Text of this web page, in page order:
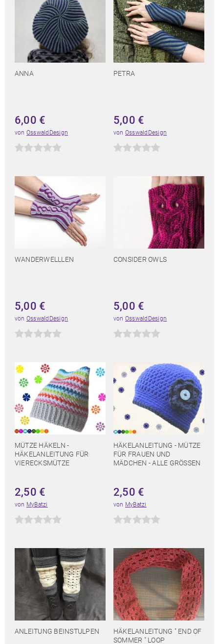
ANNA
6,00 €
von OsswaldDesign
PETRA
5,00 €
von OsswaldDesign
WANDERWELLLEN
5,00 €
von OsswaldDesign
CONSIDER OWLS
5,00 €
von OsswaldDesign
MÜTZE HÄKELN -
HÄKELANLEITUNG FÜR
VIERECKSMÜTZE
2,50 €
von MyBatzi
HÄKELANLEITUNG - MÜTZE
FÜR FRAUEN UND
MÄDCHEN - ALLE GRÖSSEN
2,50 €
von MyBatzi
ANLEITUNG BEINSTULPEN
HÄKELANLEITUNG " END OF
SOMMER " LOOP